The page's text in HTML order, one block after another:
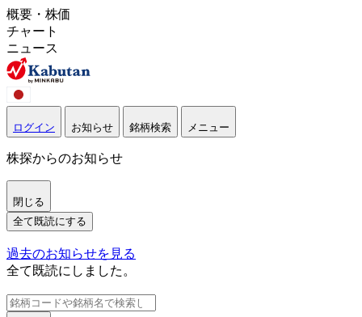
概要・株価
チャート
ニュース
ログイン お知らせ 銘柄検索 メニュー
株探からのお知らせ
閉じる
全て既読にする
過去のお知らせを見る
全て既読にしました。